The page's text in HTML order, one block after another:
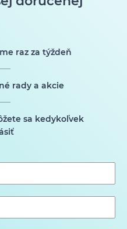
raz za týždeň
rady a akcie
sa kedykoľvek